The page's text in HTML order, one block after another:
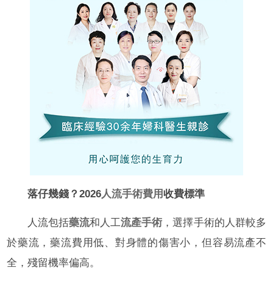
落仔幾錢？2026人流手術費用收費標準
人流包括藥流和人工流產手術 ，選擇手術的人群較多
於藥流，藥流費用低、對身體的傷害小，但容易流產不
全，殘留機率偏高。